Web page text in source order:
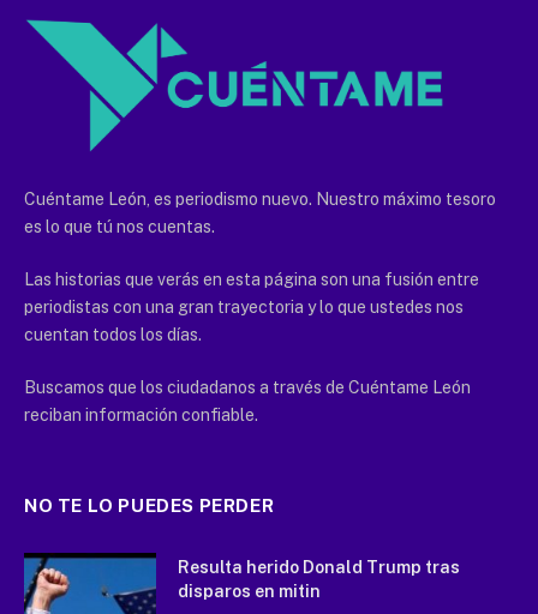
Cuéntame León, es periodismo nuevo. Nuestro máximo tesoro
es lo que tú nos cuentas.
Las historias que verás en esta página son una fusión entre
periodistas con una gran trayectoria y lo que ustedes nos
cuentan todos los días.
Buscamos que los ciudadanos a través de Cuéntame León
reciban información confiable.
NO TE LO PUEDES PERDER
Resulta herido Donald Trump tras
disparos en mitin